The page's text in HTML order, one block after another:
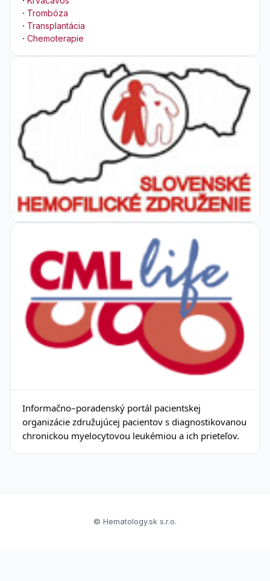
· Trombóza
· Transplantácia
· Chemoterapie
Informačno–poradenský portál pacientskej
organizácie združujúcej pacientov s diagnostikovanou
chronickou myelocytovou leukémiou a ich prieteľov.
© Hematology.sk s.r.o.